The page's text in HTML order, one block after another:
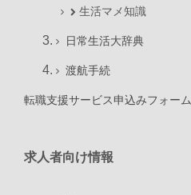
生活マメ知識
日常生活大辞典
渡航手続
転職支援サービス申込みフォーム
求人者向け情報